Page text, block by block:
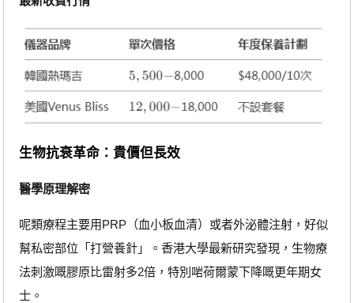
生物抗衰革命：貴價但長效
醫學原理解密
呢類療程主要用PRP（血小板血清）或者外泌體注射，好似
幫私密部位「打營養針」。香港大學最新研究發現，生物療
法刺激嘅膠原比雷射多2倍，特別啱荷爾蒙下降嘅更年期女
士。